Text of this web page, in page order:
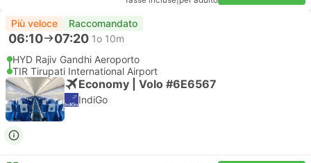
Più veloce Raccomandato
06:10 07:20 1o 10m
HYD Rajiv Gandhi Aeroporto
TIR Tirupati International Airport
Economy | Volo #6E6567
IndiGo